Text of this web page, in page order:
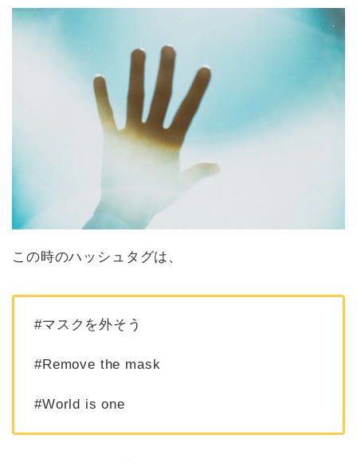
この時のハッシュタグは、
#マスクを外そう
#Remove the mask
#World is one